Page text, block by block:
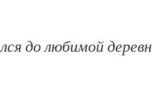
до любимой